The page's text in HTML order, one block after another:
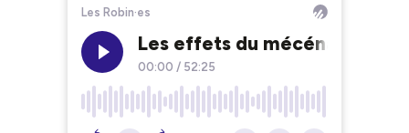
Les Robin·es
Les effets du mécénat de
00:00 / 52:25